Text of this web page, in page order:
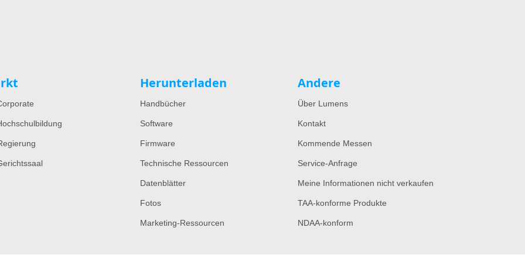
Herunterladen
Handbücher
Software
Firmware
Technische Ressourcen
Datenblätter
Fotos
Marketing-Ressourcen
Andere
Über Lumens
Kontakt
Kommende Messen
Service-Anfrage
Meine Informationen nicht verkaufen
TAA-konforme Produkte
NDAA-konform